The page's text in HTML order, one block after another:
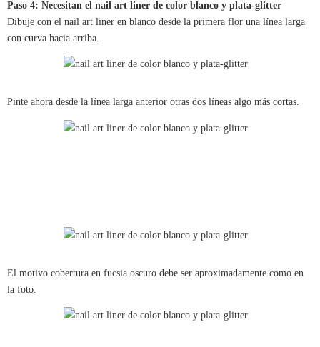
Paso 4: Necesitan el nail art liner de color blanco y plata-glitter
Dibuje con el nail art liner en blanco desde la primera flor una línea larga
con curva hacia arriba.
Pinte ahora desde la línea larga anterior otras dos líneas algo más cortas.
El motivo cobertura en fucsia oscuro debe ser aproximadamente como en
la foto.